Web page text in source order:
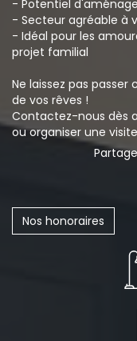
- Potentiel
- Secteur agréable à
- Idéal pour les
projet familial
Ne laissez pas
de vos rêves !
Contactez-nous dès
ou organiser une visite
Nos honoraires